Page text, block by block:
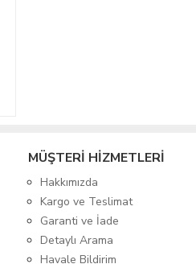
MÜŞTERİ HİZMETLERİ
Hakkımızda
Kargo ve Teslimat
Garanti ve İade
Detaylı Arama
Havale Bildirim